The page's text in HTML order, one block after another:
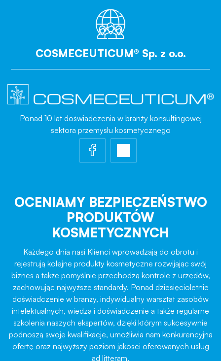
COSMECEUTICUM® Sp. z o.o.
Ponad 10 lat doświadczenia w branży konsultingowej
sektora przemysłu kosmetycznego
OCENIAMY BEZPIECZEŃSTWO
PRODUKTÓW
KOSMETYCZNYCH
Każdego dnia nasi Klienci wprowadzają do obrotu i
rejestrują kolejne produkty kosmetyczne rozwijając swój
biznes a także pomyślnie przechodzą kontrole z urzędów,
zachowując najwyższe standardy. Ponad dziesięcioletnie
doświadczenie w branży, indywidualny warsztat zasobów
intelektualnych, wiedza i doświadczenie a także regularne
szkolenia naszych ekspertów, dzięki którym sukcesywnie
podnoszą swoje kwalifikacje, umożliwia nam konkurencyjną
ofertę oraz najwyższy poziom jakości oferowanych usług
ad litteram.